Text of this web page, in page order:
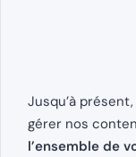
Jusqu’à
gérer nos
l’ensemble de